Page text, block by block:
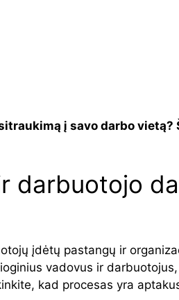
į savo darbo vietą?
darbuotojo
įdėtų pastangų ir
vadovus ir
kad procesas yra